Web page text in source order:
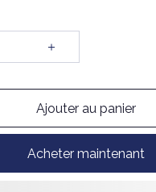
Ajouter au panier
Acheter maintenant